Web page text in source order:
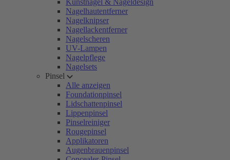
Kunstnägel & Nageldesign
Nagelhautentferner
Nagelknipser
Nagellackentferner
Nagelscheren
UV-Lampen
Nagelpflege
Nagelsets
Pinsel
Alle anzeigen
Foundationpinsel
Lidschattenpinsel
Lippenpinsel
Pinselreiniger
Rougepinsel
Applikatoren
Augenbrauenpinsel